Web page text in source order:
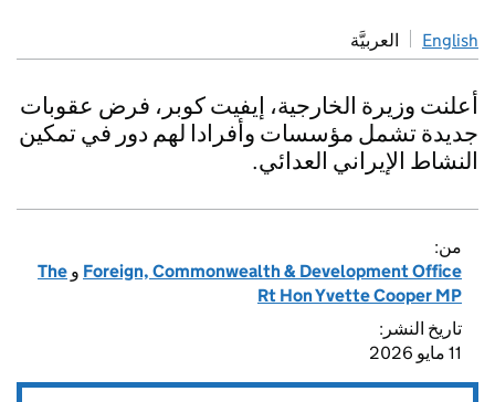
English العربيَّة
أعلنت وزيرة الخارجية، إيفيت كوبر، فرض عقوبات
جديدة تشمل مؤسسات وأفرادا لهم دور في تمكين
النشاط الإيراني العدائي.
من:
Foreign, Commonwealth & Development Office و The
Rt Hon Yvette Cooper MP
تاريخ النشر:
11 مايو 2026